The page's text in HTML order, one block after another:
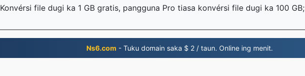
Konvérsi file dugi ka 1 GB gratis, pangguna Pro tiasa konvérsi file dugi ka 100 GB;
Ns6.com - Tuku domain saka $ 2 / taun. Online ing menit.